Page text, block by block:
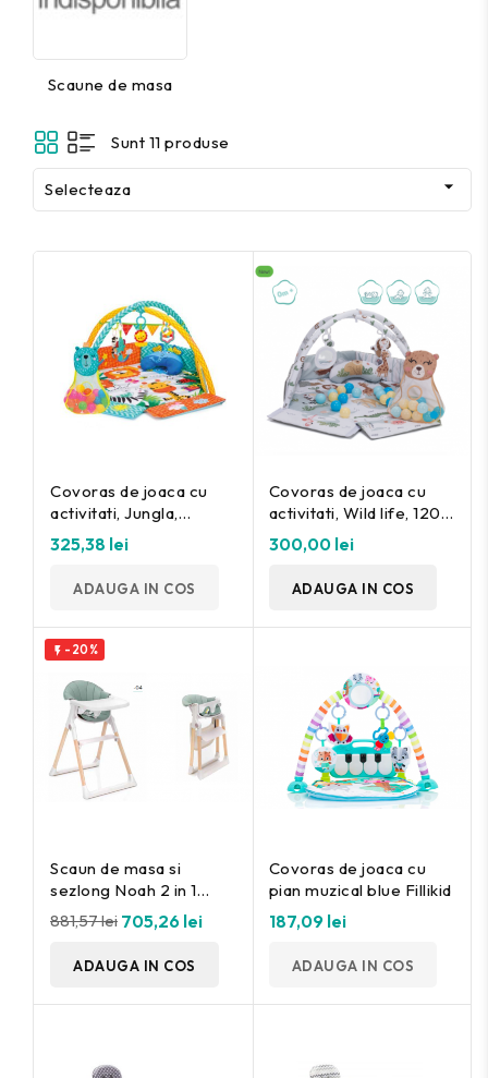
Scaune de masa
Sunt 11 produse
Selecteaza 
Covoras de joaca cu
activitati, Jungla,
120x120 cm Fillikid
325,38 lei
ADAUGA IN COS
Covoras de joaca cu
activitati, Wild life, 120
cm Fillikid
300,00 lei
ADAUGA IN COS
 -20%
Scaun de masa si
sezlong Noah 2 in 1
Fillikid
881,57 lei 705,26 lei
ADAUGA IN COS
Covoras de joaca cu
pian muzical blue Fillikid
187,09 lei
ADAUGA IN COS